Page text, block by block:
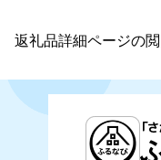
返礼品詳細ページの